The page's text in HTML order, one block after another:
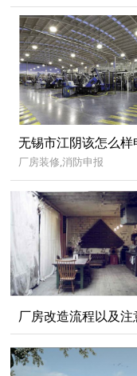
厂房装修,消防申报